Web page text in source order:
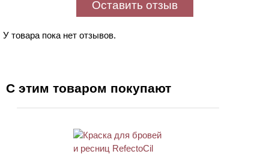
Оставить отзыв
У товара пока нет отзывов.
С этим товаром покупают